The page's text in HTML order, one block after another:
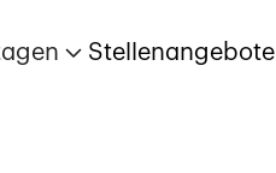
Stellenangebote